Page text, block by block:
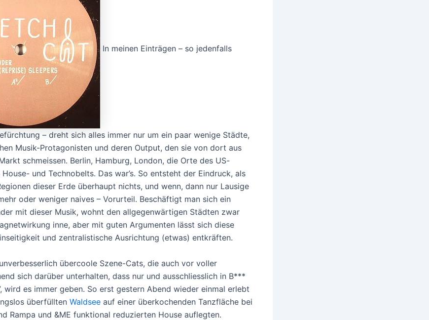
In meinen Einträgen – so jedenfalls
– dreht sich alles immer nur um ein paar wenige Städte,
Musik-Protagonisten und deren Output, den sie von dort aus
schmeissen. Berlin, Hamburg, London, die Orte des US-
und Technobelts. Das war’s. So entsteht der Eindruck, als
dieser Erde überhaupt nichts, und wenn, dann nur Lausige
oder weniger naives – Vorurteil. Beschäftigt man sich ein
mit dieser Musik, wohnt den allgegenwärtigen Städten zwar
inne, aber mit guten Argumenten lässt sich diese
und zentralistische Ausrichtung (etwas) entkräften.
übercoole Szene-Cats, die auch vor voller
sich darüber unterhalten, dass nur und ausschliesslich in B***
wird es immer geben. So erst gestern Abend wieder einmal erlebt
überfüllten Waldsee auf einer überkochenden Tanzfläche bei
Rampa und &ME funktional reduzierten House auflegten.